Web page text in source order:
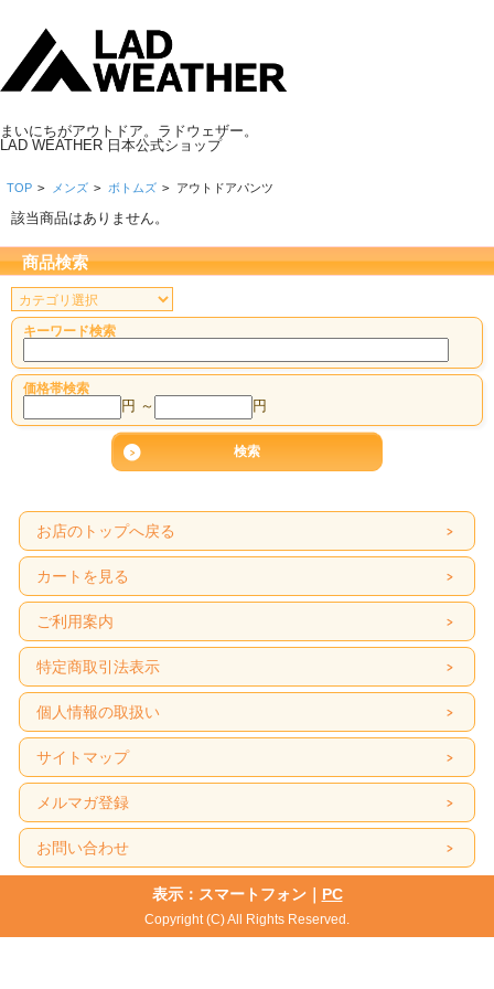
まいにちがアウトドア。ラドウェザー。
LAD WEATHER 日本公式ショップ
TOP > メンズ > ボトムズ > アウトドアパンツ
該当商品はありません。
商品検索
キーワード検索
価格帯検索
円 ～ 円
お店のトップへ戻る
カートを見る
ご利用案内
特定商取引法表示
個人情報の取扱い
サイトマップ
メルマガ登録
お問い合わせ
表示：スマートフォン｜ PC
Copyright (C) All Rights Reserved.